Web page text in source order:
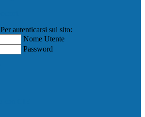
Per autenticarsi sul sito:
Nome Utente
Password